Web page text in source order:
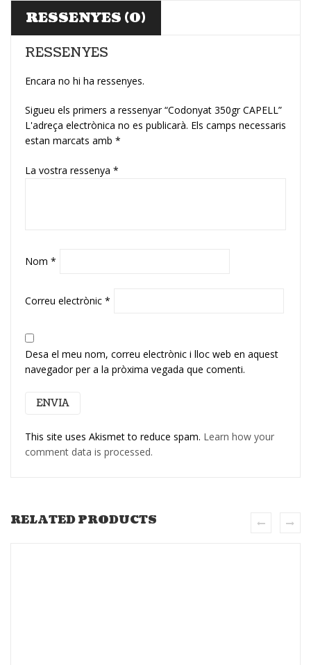
RESSENYES (0)
RESSENYES
Encara no hi ha ressenyes.
Sigueu els primers a ressenyar “Codonyat 350gr CAPELL”
L'adreça electrònica no es publicarà. Els camps necessaris
estan marcats amb *
La vostra ressenya *
Nom *
Correu electrònic *
Desa el meu nom, correu electrònic i lloc web en aquest
navegador per a la pròxima vegada que comenti.
This site uses Akismet to reduce spam. Learn how your
comment data is processed.
RELATED PRODUCTS